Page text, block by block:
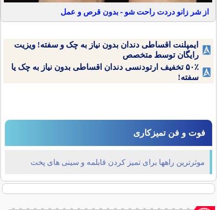
از شر زانو دردت راحت شو - بدون قرص و عمل
ایمپلنت اقساطی دندان بدون نیاز به چک و سفته! ویزیت
رایگان توسط متخصص
۵۰٪ تخفیف ارتودنسی دندان اقساطی بدون نیاز به چک یا
سفته!
فوت و فن تمیزکاری
موثرترین راهها برای تمیز کردن قابلمه و سینی های پخت